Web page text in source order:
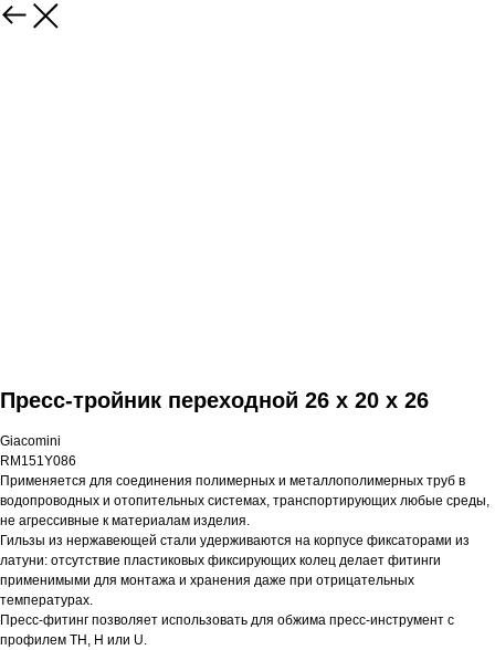
Пресс-тройник переходной 26 x 20 x 26
Giacomini
RM151Y086
Применяется для соединения полимерных и металлополимерных труб в
водопроводных и отопительных системах, транспортирующих любые среды,
не агрессивные к материалам изделия.
Гильзы из нержавеющей стали удерживаются на корпусе фиксаторами из
латуни: отсутствие пластиковых фиксирующих колец делает фитинги
применимыми для монтажа и хранения даже при отрицательных
температурах.
Пресс-фитинг позволяет использовать для обжима пресс-инструмент с
профилем TH, H или U.